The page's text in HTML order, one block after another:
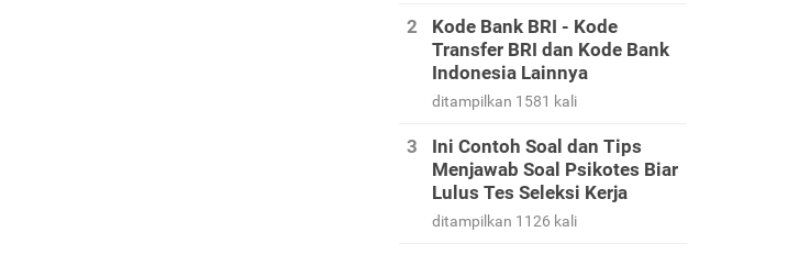
Kode Bank BRI - Kode
Transfer BRI dan Kode Bank
Indonesia Lainnya
ditampilkan 1581 kali
Ini Contoh Soal dan Tips
Menjawab Soal Psikotes Biar
Lulus Tes Seleksi Kerja
ditampilkan 1126 kali